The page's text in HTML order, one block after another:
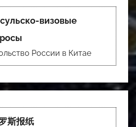
визовые
России в Китае
斯报纸